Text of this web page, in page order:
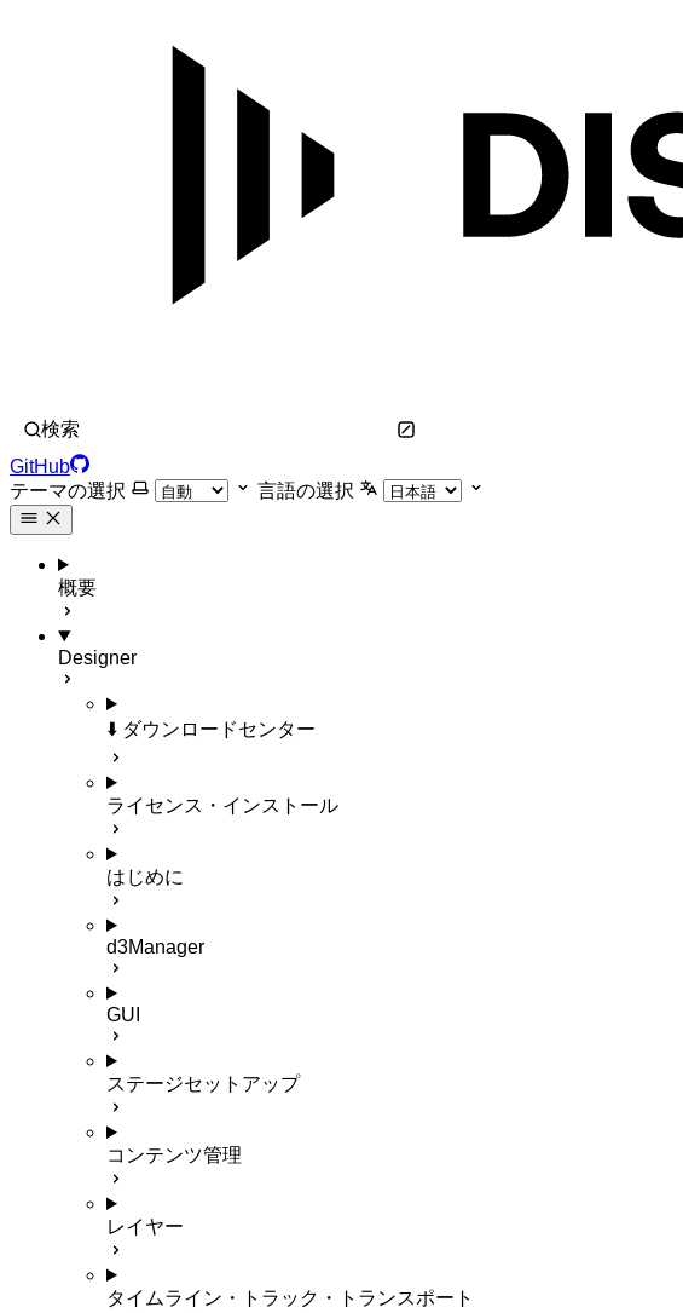
検索
GitHub
テーマの選択
言語の選択
概要
Designer
⬇️ ダウンロードセンター
ライセンス・インストール
はじめに
d3Manager
GUI
ステージセットアップ
コンテンツ管理
レイヤー
タイムライン・トラック・トランスポート